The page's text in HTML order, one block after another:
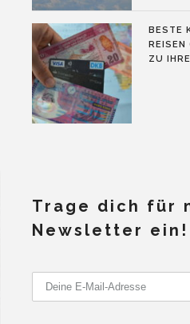
BESTE
REISEN
ZU
Trage dich für
Newsletter ein!